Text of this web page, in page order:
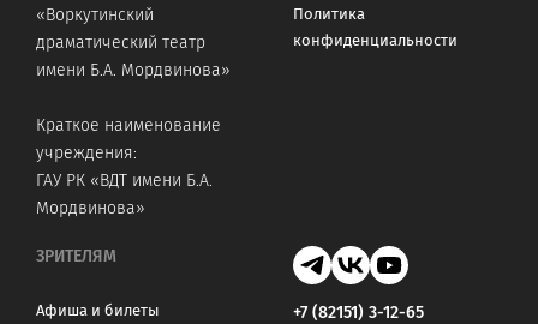
«Воркутинский
драматический театр
имени Б.А. Мордвинова»
Краткое наименование
учреждения:
ГАУ РК «ВДТ имени Б.А.
Мордвинова»
Политика
конфиденциальности
ЗРИТЕЛЯМ
Афиша и билеты +7 (82151) 3-12-65